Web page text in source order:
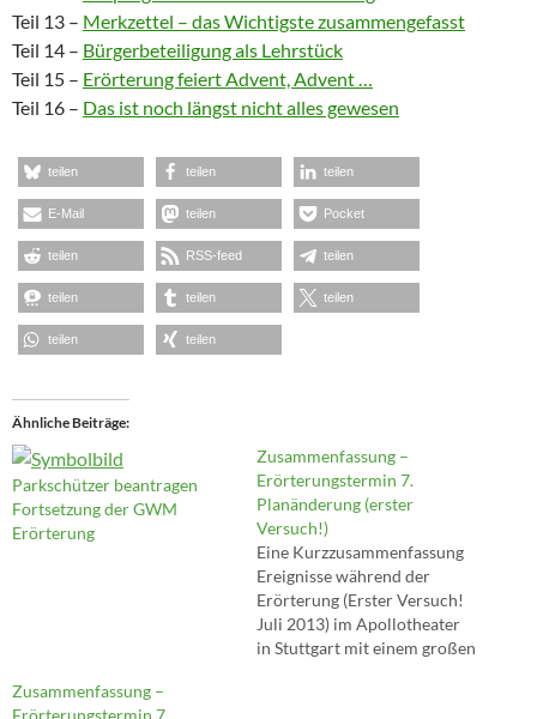
Teil 13 – Merkzettel – das Wichtigste zusammengefasst
Teil 14 – Bürgerbeteiligung als Lehrstück
Teil 15 – Erörterung feiert Advent, Advent …
Teil 16 – Das ist noch längst nicht alles gewesen
teilen teilen teilen
E-Mail teilen Pocket
teilen RSS-feed teilen
teilen teilen teilen
teilen teilen
Ähnliche Beiträge
Parkschützer beantragen
Fortsetzung der GWM
Erörterung
Zusammenfassung –
Erörterungstermin 7.
Planänderung (erster
Versuch!)
Eine Kurzzusammenfassung
Ereignisse während der
Erörterung (Erster Versuch!
Juli 2013) im Apollotheater
in Stuttgart mit einem großen
Zusammenfassung –